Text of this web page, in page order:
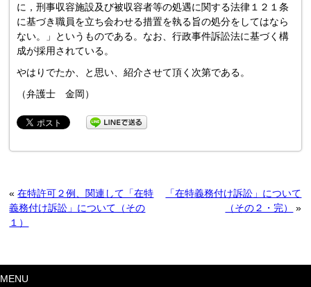
に，刑事収容施設及び被収容者等の処遇に関する法律１２１条
に基づき職員を立ち会わせる措置を執る旨の処分をしてはなら
ない。」というものである。なお、行政事件訴訟法に基づく構
成が採用されている。
やはりでたか、と思い、紹介させて頂く次第である。
（弁護士 金岡）
«在特許可２例、関連して「在特
義務付け訴訟」について（その
１）
「在特義務付け訴訟」について
（その２・完）
»
MENU